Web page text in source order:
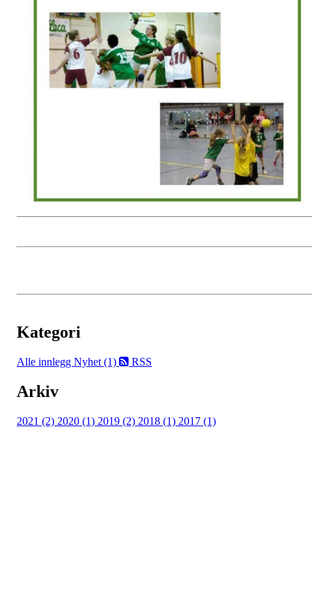
Kategori
Alle innlegg Nyhet (1) RSS
Arkiv
2021 (2) 2020 (1) 2019 (2) 2018 (1) 2017 (1)